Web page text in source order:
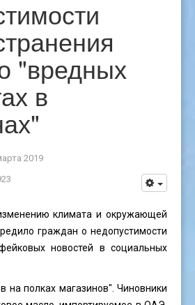
"вредных
в
2019
климата и окружающей
граждан о недопустимости
новостей в социальных
на полках магазинов". Чиновники